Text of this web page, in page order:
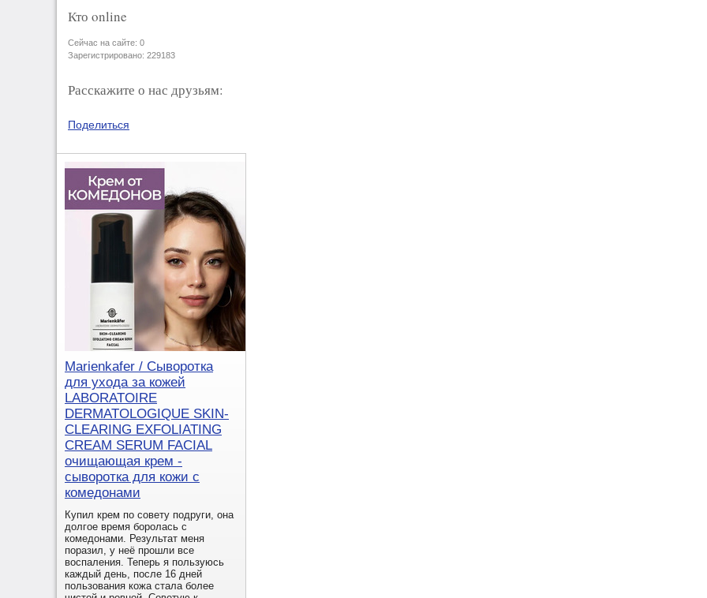
Кто online
Сейчас на сайте: 0
Зарегистрировано: 229183
Расскажите о нас друзьям:
Поделиться
Marienkafer / Сыворотка
для ухода за кожей
LABORATOIRE
DERMATOLOGIQUE SKIN-
CLEARING EXFOLIATING
CREAM SERUM FACIAL
очищающая крем -
сыворотка для кожи с
комедонами
Купил крем по совету подруги, она
долгое время боролась с
комедонами. Результат меня
поразил, у неё прошли все
воспаления. Теперь я пользуюсь
каждый день, после 16 дней
пользования кожа стала более